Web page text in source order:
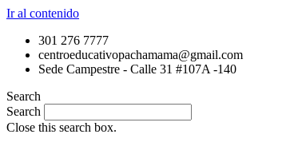
Ir al contenido
301 276 7777
centroeducativopachamama@gmail.com
Sede Campestre - Calle 31 #107A -140
Search
Search
Close this search box.